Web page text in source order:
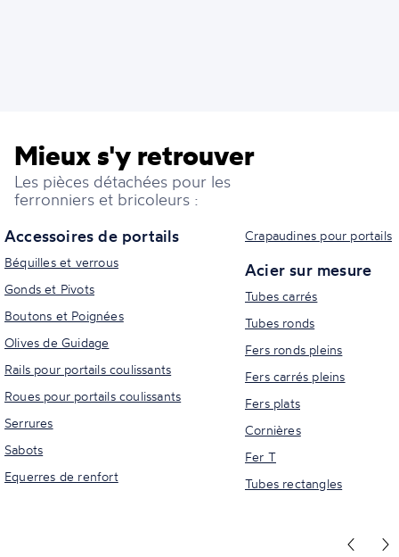
Mieux s'y retrouver
Les pièces détachées pour les
ferronniers et bricoleurs :
Accessoires de portails
Béquilles et verrous
Gonds et Pivots
Boutons et Poignées
Olives de Guidage
Rails pour portails coulissants
Roues pour portails coulissants
Serrures
Sabots
Equerres de renfort
Crapaudines pour portails
Acier sur mesure
Tubes carrés
Tubes ronds
Fers ronds pleins
Fers carrés pleins
Fers plats
Cornières
Fer T
Tubes rectangles